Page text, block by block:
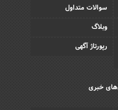
سوالات متداول
وبلاگ
رپورتاژ آگهی
خبری